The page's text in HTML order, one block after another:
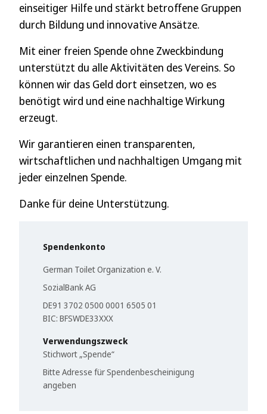
einseitiger Hilfe und stärkt betroffene Gruppen
durch Bildung und innovative Ansätze.
Mit einer freien Spende ohne Zweckbindung
unterstützt du alle Aktivitäten des Vereins. So
können wir das Geld dort einsetzen, wo es
benötigt wird und eine nachhaltige Wirkung
erzeugt.
Wir garantieren einen transparenten,
wirtschaftlichen und nachhaltigen Umgang mit
jeder einzelnen Spende.
Danke für deine Unterstützung.
Spendenkonto
German Toilet Organization e. V.
SozialBank AG
DE91 3702 0500 0001 6505 01
BIC: BFSWDE33XXX
Verwendungszweck
Stichwort „Spende“
Bitte Adresse für Spendenbescheinigung
angeben